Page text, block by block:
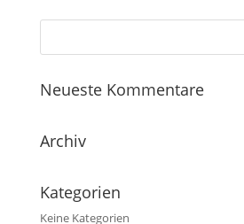
Neueste Kommentare
Archiv
Kategorien
Keine Kategorien